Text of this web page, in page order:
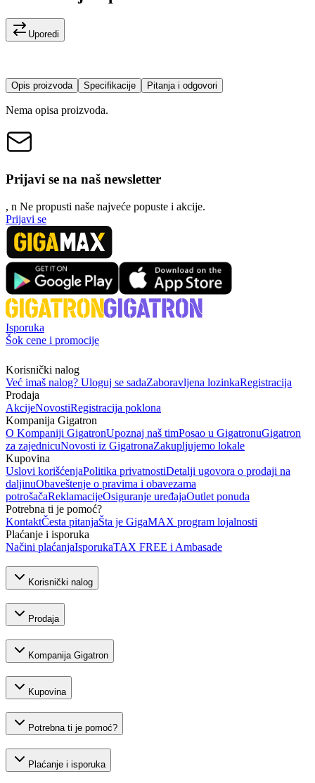
Uporedi
Opis proizvoda Specifikacije Pitanja i odgovori
Nema opisa proizvoda.
Prijavi se na naš newsletter
, n Ne propusti naše najveće popuste i akcije.
Prijavi se
Isporuka
Šok cene i promocije
Korisnički nalog
Već imaš nalog? Uloguj se sadaZaboravljena lozinkaRegistracija
Prodaja
AkcijeNovostiRegistracija poklona
Kompanija Gigatron
O Kompaniji GigatronUpoznaj naš timPosao u GigatronuGigatron
za zajednicuNovosti iz GigatronaZakupljujemo lokale
Kupovina
Uslovi korišćenjaPolitika privatnostiDetalji ugovora o prodaji na
daljinuObaveštenje o pravima i obavezama
potrošačaReklamacijeOsiguranje uređajaOutlet ponuda
Potrebna ti je pomoć?
KontaktČesta pitanjaŠta je GigaMAX program lojalnosti
Plaćanje i isporuka
Načini plaćanjaIsporukaTAX FREE i Ambasade
Korisnički nalog
Prodaja
Kompanija Gigatron
Kupovina
Potrebna ti je pomoć?
Plaćanje i isporuka